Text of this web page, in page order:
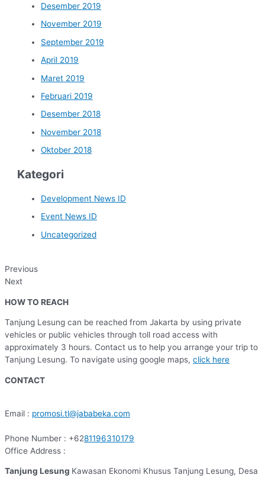
Desember 2019
November 2019
September 2019
April 2019
Maret 2019
Februari 2019
Desember 2018
November 2018
Oktober 2018
Kategori
Development News ID
Event News ID
Uncategorized
Previous
Next
HOW TO REACH
Tanjung Lesung can be reached from Jakarta by using private
vehicles or public vehicles through toll road access with
approximately 3 hours. Contact us to help you arrange your trip to
Tanjung Lesung. To navigate using google maps, click here
CONTACT
Email : promosi.tl@jababeka.com
Phone Number : +6281196310179
Office Address :
Tanjung Lesung Kawasan Ekonomi Khusus Tanjung Lesung, Desa